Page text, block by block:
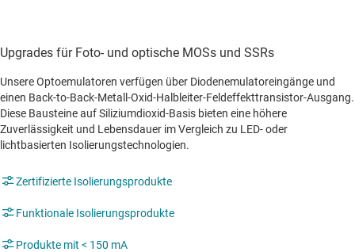
Upgrades für Foto- und optische MOSs und SSRs
Unsere Optoemulatoren verfügen über Diodenemulatoreingänge und
einen Back-to-Back-Metall-Oxid-Halbleiter-Feldeffekttransistor-Ausgang.
Diese Bausteine auf Siliziumdioxid-Basis bieten eine höhere
Zuverlässigkeit und Lebensdauer im Vergleich zu LED- oder
lichtbasierten Isolierungstechnologien.
Zertifizierte Isolierungsprodukte
Funktionale Isolierungsprodukte
Produkte mit < 150 mA